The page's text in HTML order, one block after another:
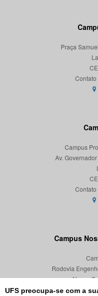
UFS preocupa-se com a
Praça
Campus
Av.
Campus
Rodovia
Nossa